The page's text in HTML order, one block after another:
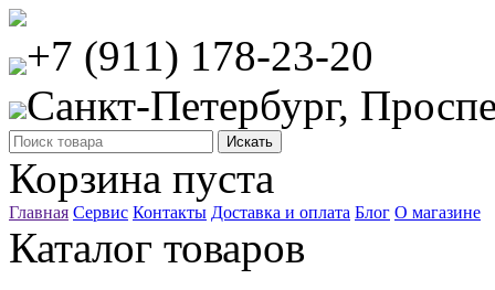
+7 (911) 178-23-20
Санкт-Петербург,
Корзина пуста
Главная Сервис Контакты Доставка и оплата Блог О магазине
Каталог товаров